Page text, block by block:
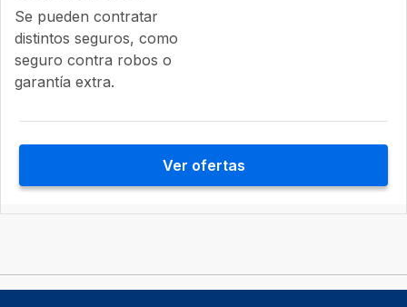
Se pueden contratar
distintos seguros, como
seguro contra robos o
garantía extra.
Ver ofertas